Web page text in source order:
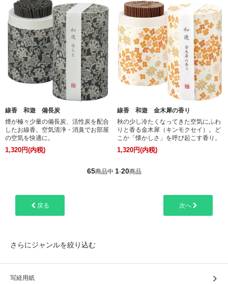
線香 和遊 備長炭
煙が極々少量の備長炭、活性炭を配合
したお線香。空気清浄・消臭でお部屋
の空気を快適に。
1,320円(内税)
線香 和遊 金木犀の香り
秋の少し冷たくなってきた空気にふわ
りと香る金木犀（キンモクセイ）。ど
こか「懐かしさ」を呼び起こす香り。
1,320円(内税)
65商品中 1-20商品
戻る 次へ
さらにジャンルを絞り込む
写経用紙